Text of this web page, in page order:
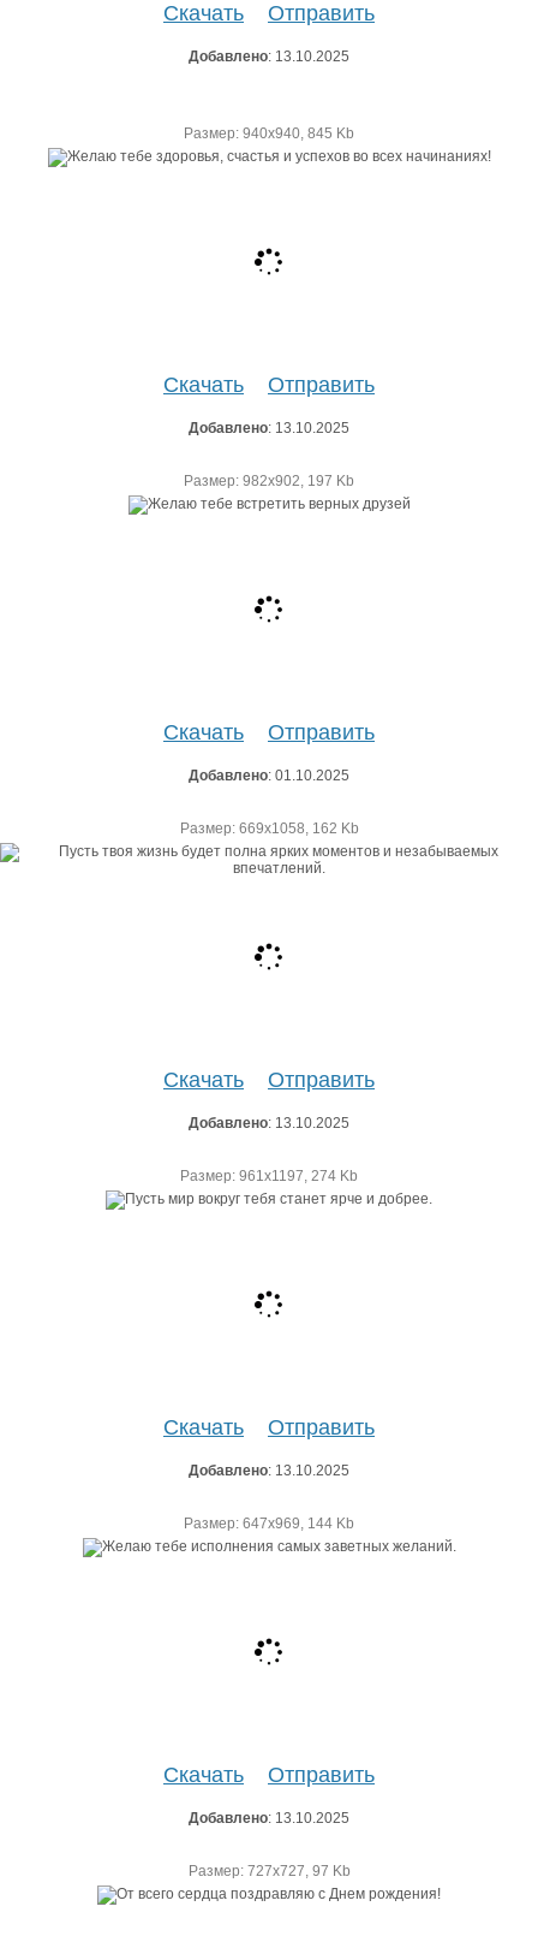
Скачать Отправить
Добавлено: 13.10.2025
Размер: 940х940, 845 Kb
Скачать Отправить
Добавлено: 13.10.2025
Размер: 982х902, 197 Kb
Скачать Отправить
Добавлено: 01.10.2025
Размер: 669х1058, 162 Kb
Скачать Отправить
Добавлено: 13.10.2025
Размер: 961х1197, 274 Kb
Скачать Отправить
Добавлено: 13.10.2025
Размер: 647х969, 144 Kb
Скачать Отправить
Добавлено: 13.10.2025
Размер: 727х727, 97 Kb